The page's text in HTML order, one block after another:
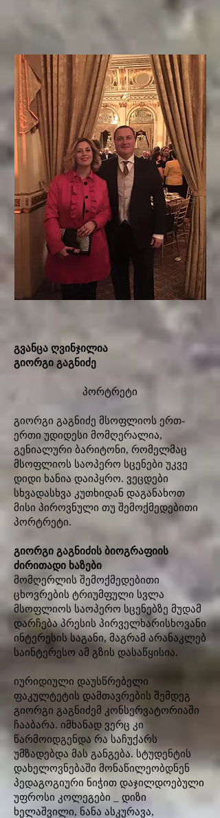
გვანცა ღვინჯილია
გიორგი გაგნიძე
პორტრეტი
გიორგი გაგნიძე მსოფლიოს ერთ-
ერთი უდიდესი მომღერალია,
გენიალური ბარიტონი, რომელმაც
მსოფლიოს საოპერო სცენები უკვე
დიდი ხანია დაიპყრო. ვეცდები
სხვადასხვა კუთხიდან დაგანახოთ
მისი პიროვნული თუ შემოქმედებითი
პორტრეტი.
გიორგი გაგნიძის ბიოგრაფიის
ძირითადი ხაზები
მომღერლის შემოქმედებითი
ცხოვრების ტრიუმფული სვლა
მსოფლიოს საოპერო სცენებზე მუდამ
დარჩება პრესის პირველხარისხოვანი
ინტერესის საგანი, მაგრამ არანაკლებ
საინტერესო ამ გზის დასაწყისია.
იურიდიული დაუსწრებელი
ფაკულტეტის დამთავრების შემდეგ
გიორგი გაგნიძემ კონსერვატორიაში
ჩააბარა. იმხანად ვერც კი
წარმოიდგენდა რა საჩუქარს
უმზადებდა მას განგება. სტუდენტის
დახელოვნებაში მონაწილეობდნენ
პედაგოგიური ნიჭით დაჯილდოებული
უფროსი კოლეგები _ დიზი
ხელაშვილი, ნანა ასკურავა,